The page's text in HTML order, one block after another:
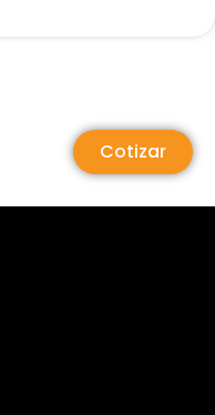
Cotizar